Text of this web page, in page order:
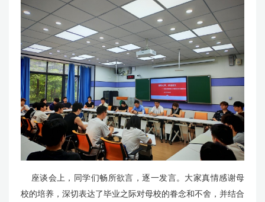
座谈会上，同学们畅所欲言，逐一发言。大家真情感谢母
校的培养，深切表达了毕业之际对母校的眷念和不舍，并结合